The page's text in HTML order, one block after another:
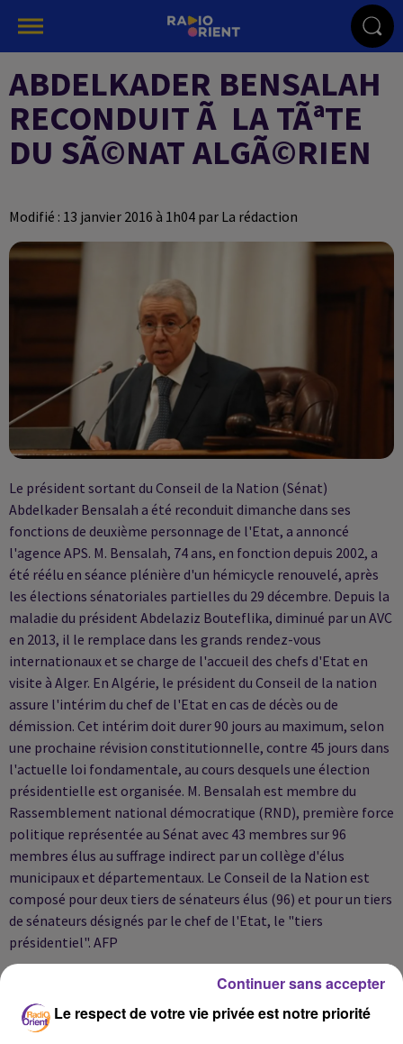
ABDELKADER BENSALAH
RECONDUIT Ã LA TÃªTE
DU SÃ©NAT ALGÃ©RIEN
Modifié : 13 janvier 2016 à 1h04 par La rédaction
Le président sortant du Conseil de la Nation (Sénat)
Abdelkader Bensalah a été reconduit dimanche dans ses
fonctions de deuxième personnage de l'Etat, a annoncé
l'agence APS. M. Bensalah, 74 ans, en fonction depuis 2002, a
été réélu en séance plénière d'un hémicycle renouvelé, après
les élections sénatoriales partielles du 29 décembre. Depuis la
maladie du président Abdelaziz Bouteflika, diminué par un AVC
en 2013, il le remplace dans les grands rendez-vous
internationaux et se charge de l'accueil des chefs d'Etat en
visite à Alger. En Algérie, le président du Conseil de la nation
assure l'intérim du chef de l'Etat en cas de décès ou de
démission. Cet intérim doit durer 90 jours au maximum, selon
une prochaine révision constitutionnelle, contre 45 jours dans
l'actuelle loi fondamentale, au cours desquels une élection
présidentielle est organisée. M. Bensalah est membre du
Rassemblement national démocratique (RND), première force
politique représentée au Sénat avec 43 membres sur 96
membres élus au suffrage indirect par un collège d'élus
municipaux et départementaux. Le Conseil de la Nation est
composé pour deux tiers de sénateurs élus (96) et pour un tiers
de sénateurs désignés par le chef de l'Etat, le "tiers
présidentiel". AFP
Le respect de votre vie privée est notre priorité
Continuer sans accepter